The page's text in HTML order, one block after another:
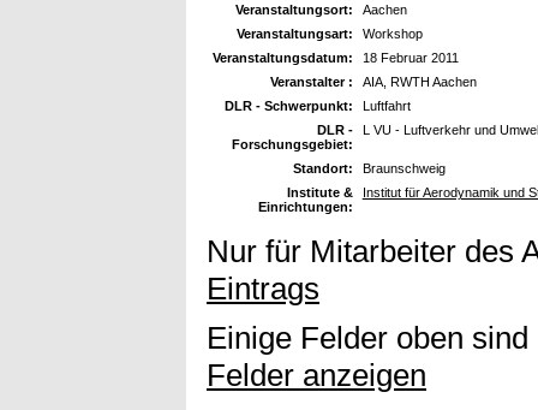
Veranstaltungsort:
Aachen
Veranstaltungsart:
Workshop
Veranstaltungsdatum:
18 Februar 2011
Veranstalter :
AIA, RWTH Aachen
DLR - Schwerpunkt:
Luftfahrt
DLR -
Forschungsgebiet:
L VU - Luftverkehr und
Standort:
Braunschweig
Institute &
Einrichtungen:
Institut für Aerodynamik und
Nur für Mitarbeiter des
Eintrags
Einige Felder oben
Felder anzeigen